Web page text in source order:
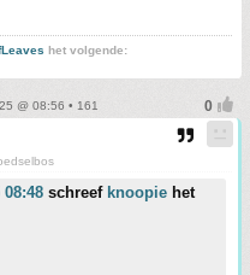
het volgende:
@ 08:56 • 161
schreef knoopie het